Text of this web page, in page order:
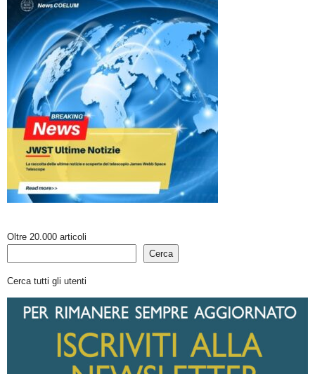
Oltre 20.000 articoli
Cerca
Cerca tutti gli utenti